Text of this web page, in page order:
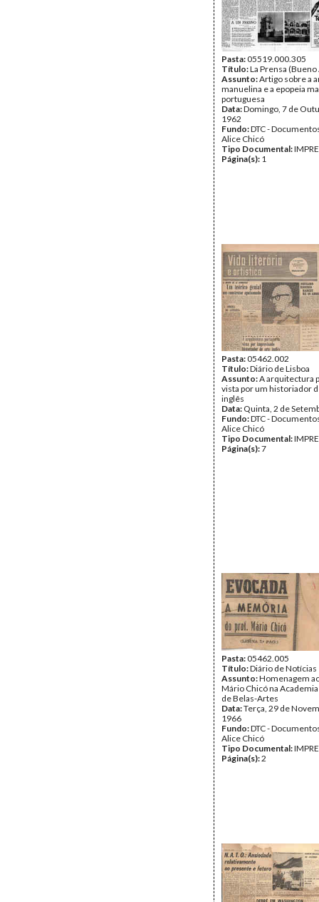
Pasta:05519.000.305
Título:La Prensa
Assunto:Artigo sobre a
manuelina e a epopeia
portuguesa
Data:Domingo, 7 de
1962
Fundo:DTC -
Alice Chicó
Tipo Documental:
Página(s): 1
Pasta:05462.002
Título:Diário de Lisboa
Assunto:A arquitectura
vista por um historiador
inglês
Data: Quinta, 2 de
Fundo:DTC -
Alice Chicó
Tipo Documental:
Página(s):7
Pasta:05462.005
Título:Diário de Notícias
Assunto:Homenagem
Mário Chicó na
de Belas-Artes
Data:Terça, 29 de
1966
Fundo:DTC -
Alice Chicó
Tipo Documental:
Página(s):2